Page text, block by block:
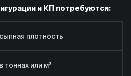
и КП потребуются:
плотность
тоннах или м³